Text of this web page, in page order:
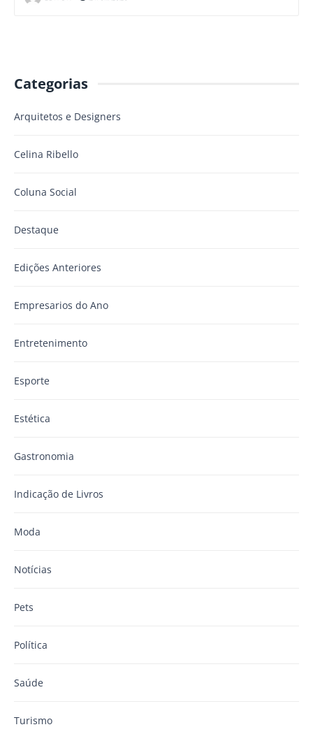
Categorias
Arquitetos e Designers
Celina Ribello
Coluna Social
Destaque
Edições Anteriores
Empresarios do Ano
Entretenimento
Esporte
Estética
Gastronomia
Indicação de Livros
Moda
Notícias
Pets
Política
Saúde
Turismo